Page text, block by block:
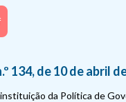
134, de 10 de abril
da Política de